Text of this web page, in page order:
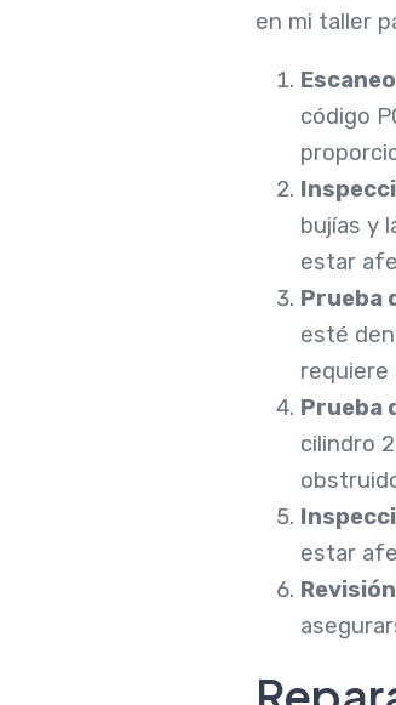
en mi taller
código
bujías y
estar
Prueba
esté
requiere
Prueba
cilindro
estar